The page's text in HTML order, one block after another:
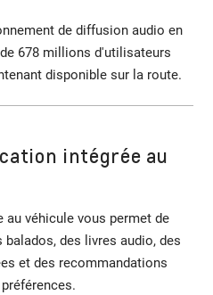
de diffusion audio en
678 millions d'utilisateurs
disponible sur la route.
intégrée au
au véhicule vous permet de
des livres audio, des
et des recommandations